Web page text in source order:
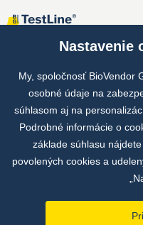
Spoločné projekty
Nastavenie
My, spoločnosť BioVendor
osobné údaje na
súhlasom aj na
Podrobné informácie o
základe súhlasu
povolených cookies a